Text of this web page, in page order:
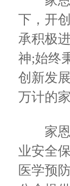
下，开
承积极
神;始终
创新发
万计的
家恩
业安全
医学预